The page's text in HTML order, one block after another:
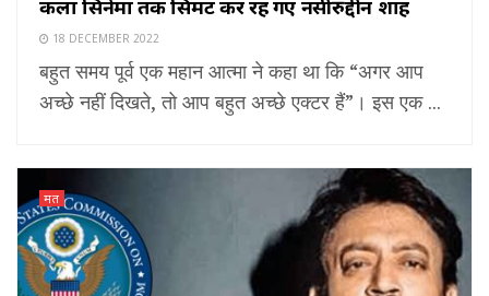
कला सिनेमा तक सिमट कर रह गए नसीरुद्दीन शाह
18 DECEMBER 2022
बहुत समय पूर्व एक महान आत्मा ने कहा था कि “अगर आप
अच्छे नहीं दिखते, तो आप बहुत अच्छे एक्टर हैं”। इस एक ...
मत